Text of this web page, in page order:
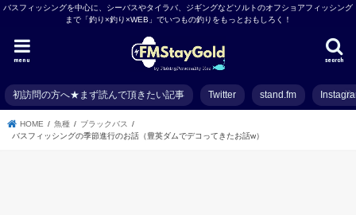
バスフィッシングを中心に、シーバスやタイラバ、ジギングなどソルトのオフショアフィッシング
まで「釣り×釣り×WEB」でいつもの釣りをもっとおもしろく！
search
menu
初訪問の方へ★まず読んで頂きたい記事 Twitter stand.fm
HOME 魚種
ブラックバス
バスフィッシングの季節進行のお話（豊英ダムでデコってきたお話w）